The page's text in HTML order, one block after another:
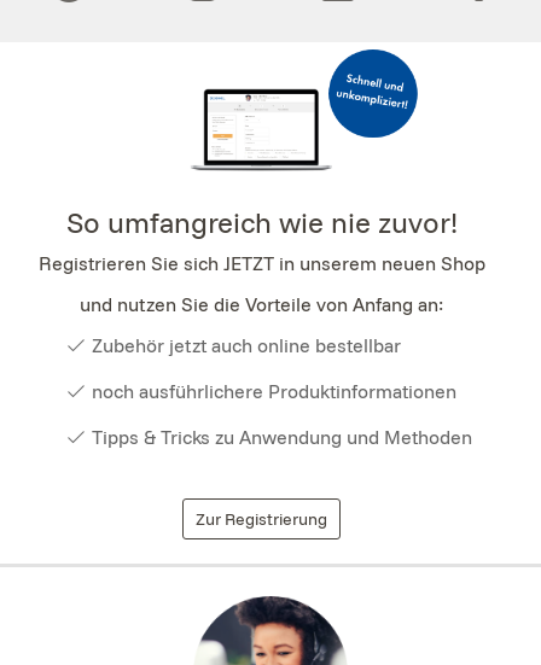
So umfangreich wie nie zuvor!
Registrieren Sie sich JETZT in unserem neuen Shop
und nutzen Sie die Vorteile von Anfang an:
Zubehör jetzt auch online bestellbar
noch ausführlichere Produktinformationen
Tipps & Tricks zu Anwendung und Methoden
Zur Registrierung